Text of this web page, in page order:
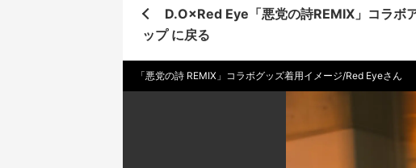
D.O×Red Eye「悪党の詩REMIX」コラ
ップ に戻る
「悪党の詩 REMIX」コラボグッズ着用イメージ/Red Eyeさん